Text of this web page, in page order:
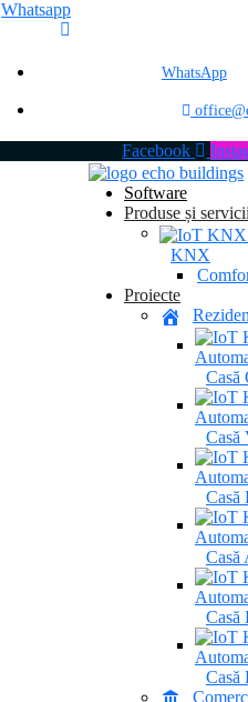
Whatsapp
WhatsApp
Facebook
Software
Produse și servicii
KNX
Proiecte
Casă
Casă
Casă
Casă
Casă
Casă